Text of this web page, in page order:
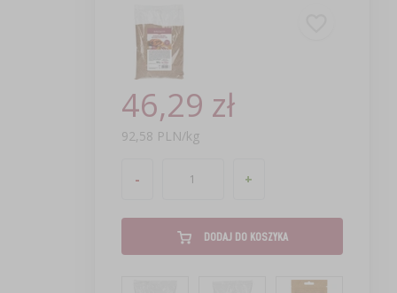
46,29 zł
92,58 PLN/kg
- +
DODAJ DO KOSZYKA